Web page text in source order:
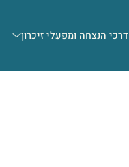
דרכי הנצחה ומפעלי זיכרון